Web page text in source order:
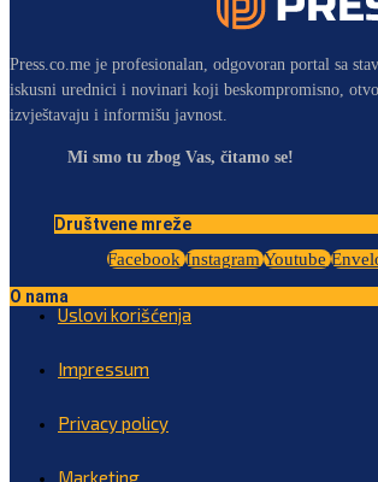
Press.co.me je profesionalan, odgovoran portal sa
iskusni urednici i novinari koji beskompromisno,
izvještavaju i informišu javnost.
Mi smo tu zbog Vas, čitamo se!
Društvene mreže
Facebook Instagram Youtube
O nama
Uslovi korišćenja
Impressum
Privacy policy
Marketing